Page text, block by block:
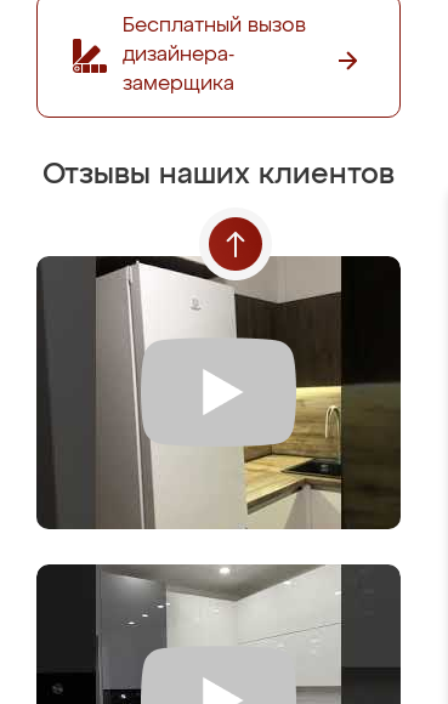
Бесплатный вызов
дизайнера-
замерщика
Отзывы наших клиентов